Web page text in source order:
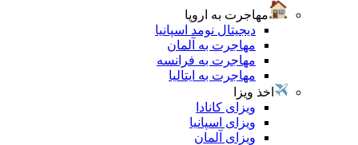
مهاجرت به اروپا
دیجیتال نومد اسپانیا
مهاجرت به آلمان
مهاجرت به فرانسه
مهاجرت به ایتالیا
اخذ ویزا
ویزای کانادا
ویزای اسپانیا
ویزای آلمان